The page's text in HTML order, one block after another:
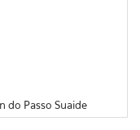
do Passo Suaide